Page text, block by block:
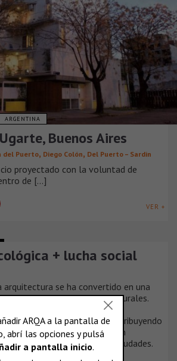
ARGENTINA
Buenos Aires
del Puerto, Diego Colón, Del Puerto – Sardin
proyectado con la voluntad de
de [...]
VER +
+ lucha social
arquitectura se ha convertido en una
alienada de los procesos culturales.
colaboran de manera
medioambiental, contribuyendo
la destrucción del planeta, sin
ambiental de los edificios y ciudades.